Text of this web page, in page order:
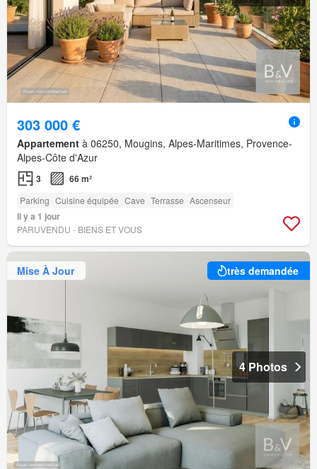
303 000 €
Appartement à 06250, Mougins, Alpes-Maritimes, Provence-
Alpes-Côte d'Azur
3 66 m²
Parking Cuisine équipée Cave Terrasse Ascenseur
Il y a 1 jour
PARUVENDU - BIENS ET VOUS
Mise À Jour très demandée
4 Photos